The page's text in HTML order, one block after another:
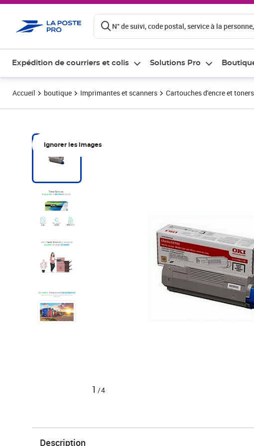
N° de suivi, code postal, service à la
Expédition de courriers et colis Solutions Pro
Accueil boutique Imprimantes et scanners Cartouches d'encre et toners
Ignorer les images
1 /4
Description